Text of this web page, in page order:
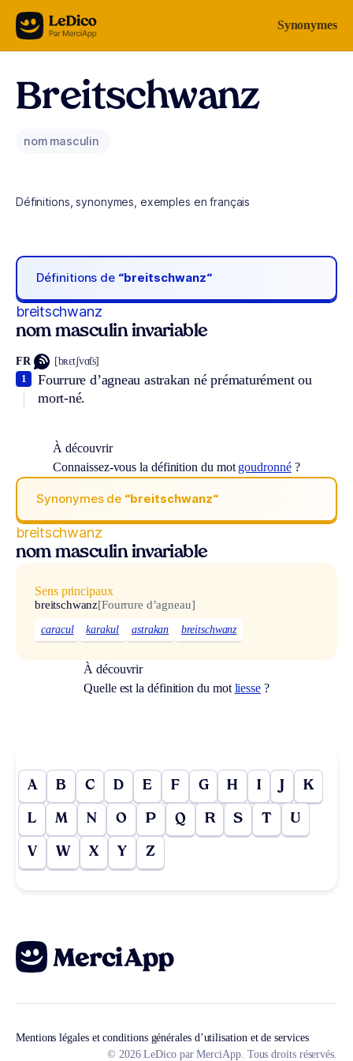
Aller au contenu Synonymes
Breitschwanz
nom masculin
Définitions, synonymes, exemples en français
Définitions de “breitschwanz“
breitschwanz
nom masculin invariable
FR [bʀɛtʃvɑ̃ts]
Fourrure d’agneau astrakan né prématurément ou
mort-né.
1
À découvrir
Connaissez-vous la définition du mot goudronné?
Synonymes de “breitschwanz“
breitschwanz
nom masculin invariable
Sens principaux
breitschwanz[Fourrure d’agneau]
caracul karakul astrakan breitschwanz
À découvrir
Quelle est la définition du mot liesse ?
A B C D E F G H I J K
L M N O P Q R S T U
V W X Y Z
Mentions légales et conditions générales d’utilisation et de services
© 2026 LeDico par MerciApp. Tous droits réservés.